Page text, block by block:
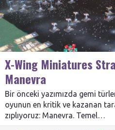
X-Wing Miniatures
Manevra
Bir önceki yazımızda gemi
oyunun en kritik ve kazanan
zıplıyoruz: Manevra. Temel…